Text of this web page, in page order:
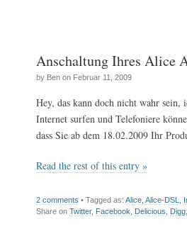
Anschaltung Ihres Alice
by Ben on Februar 11, 2009
Hey, das kann doch nicht wahr
Internet surfen und Telefoniere
dass Sie ab dem 18.02.2009 Ihr
Read the rest of this entry »
2 comments • Tagged as: Alice Alice-DSL
Share on Twitter, Facebook Delicious Digg